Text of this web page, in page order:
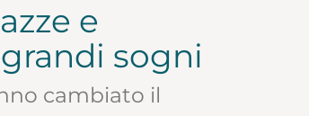
e
sogni
cambiato il